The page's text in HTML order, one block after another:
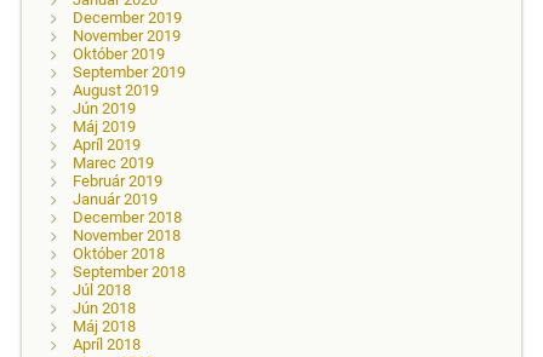
December 2019
November 2019
Október 2019
September 2019
August 2019
Jún 2019
Máj 2019
Apríl 2019
Marec 2019
Február 2019
Január 2019
December 2018
November 2018
Október 2018
September 2018
Júl 2018
Jún 2018
Máj 2018
Apríl 2018